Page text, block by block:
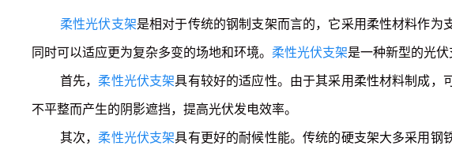
柔性光伏支架是相对于传统的钢制支架而言的，它采用柔性材料作
同时可以适应更为复杂多变的场地和环境。 柔性光伏支架是一种新型的光
首先， 柔性光伏支架具有较好的适应性。由于其采用柔性材料制成
不平整而产生的阴影遮挡，提高光伏发电效率。
其次， 柔性光伏支架具有更好的耐候性能。传统的硬支架大多采用